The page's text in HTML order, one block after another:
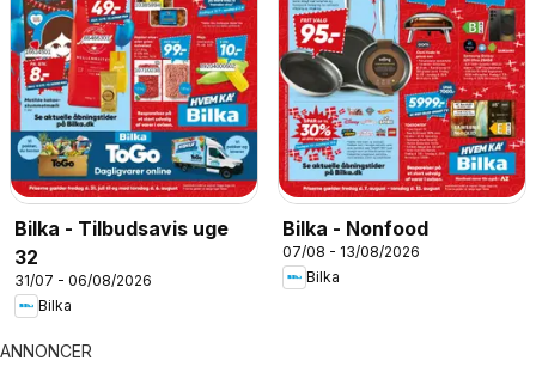
Bilka - Tilbudsavis uge
32
31/07 - 06/08/2026
Bilka
Bilka - Nonfood
07/08 - 13/08/2026
Bilka
ANNONCER